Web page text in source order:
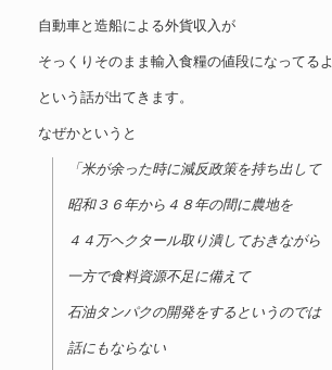
自動車と造船による外貨収入が
そっくりそのまま輸入食糧の値段になってるよ
という話が出てきます。
なぜかというと
「米が余った時に減反政策を持ち出して
昭和３６年から４８年の間に農地を
４４万ヘクタール取り潰しておきながら
一方で食料資源不足に備えて
石油タンパクの開発をするというのでは
話にもならない